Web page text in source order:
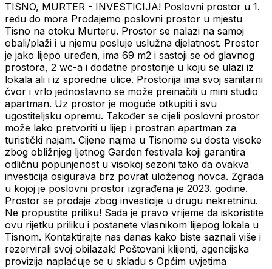
TISNO, MURTER - INVESTICIJA! Poslovni prostor u 1.
redu do mora Prodajemo poslovni prostor u mjestu
Tisno na otoku Murteru. Prostor se nalazi na samoj
obali/plaži i u njemu posluje uslužna djelatnost. Prostor
je jako lijepo uređen, ima 69 m2 i sastoji se od glavnog
prostora, 2 wc-a i dodatne prostorije u koju se ulazi iz
lokala ali i iz sporedne ulice. Prostorija ima svoj sanitarni
čvor i vrlo jednostavno se može preinačiti u mini studio
apartman. Uz prostor je moguće otkupiti i svu
ugostiteljsku opremu. Također se cijeli poslovni prostor
može lako pretvoriti u lijep i prostran apartman za
turistički najam. Cijene najma u Tisnome su dosta visoke
zbog obližnjeg ljetnog Garden festivala koji garantira
odličnu popunjenost u visokoj sezoni tako da ovakva
investicija osigurava brz povrat uloženog novca. Zgrada
u kojoj je poslovni prostor izgrađena je 2023. godine.
Prostor se prodaje zbog investicije u drugu nekretninu.
Ne propustite priliku! Sada je pravo vrijeme da iskoristite
ovu rijetku priliku i postanete vlasnikom lijepog lokala u
Tisnom. Kontaktirajte nas danas kako biste saznali više i
rezervirali svoj obilazak! Poštovani klijenti, agencijska
provizija naplaćuje se u skladu s Općim uvjetima